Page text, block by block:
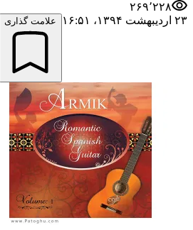
۲۶۹٬۲۲۸
۲۳ اردیبهشت ۱۳۹۴،‏ ۱۶:۵۱
علامت گذاری